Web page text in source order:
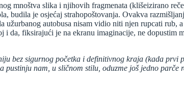
mnoštva slika i njihovih fragmenata (klišeizirano
budila je osjećaj strahopoštovanja. Ovakva
užurbanog autobusa nisam vidio niti njen rupcati
da, fiksirajući je na ekranu imaginacije, ne
bez sigurnog početka i definitivnog kraja (kada prvi
nam, u sličnom stilu, oduzme još jedno parče